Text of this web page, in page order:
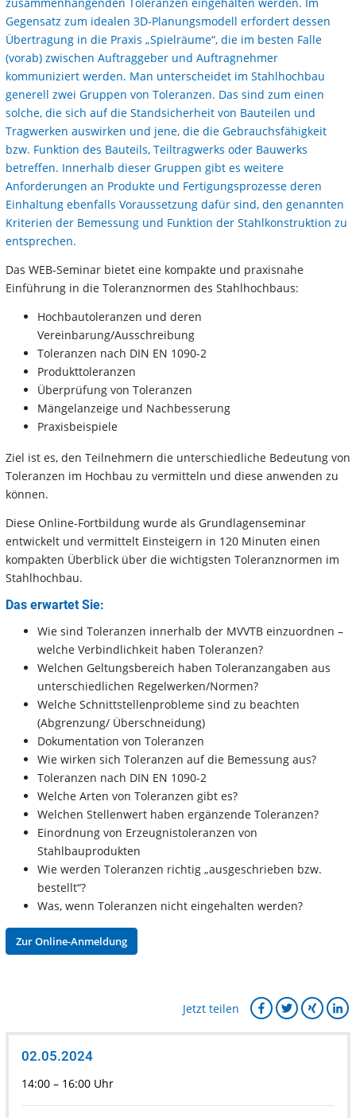
Gegensatz zum idealen 3D-Planungsmodell erfordert dessen
Übertragung in die Praxis „Spielräume“, die im besten Falle
(vorab) zwischen Auftraggeber und Auftragnehmer
kommuniziert werden. Man unterscheidet im Stahlhochbau
generell zwei Gruppen von Toleranzen. Das sind zum einen
solche, die sich auf die Standsicherheit von Bauteilen und
Tragwerken auswirken und jene, die die Gebrauchsfähigkeit
bzw. Funktion des Bauteils, Teiltragwerks oder Bauwerks
betreffen. Innerhalb dieser Gruppen gibt es weitere
Anforderungen an Produkte und Fertigungsprozesse deren
Einhaltung ebenfalls Voraussetzung dafür sind, den genannten
Kriterien der Bemessung und Funktion der Stahlkonstruktion zu
entsprechen.
Das WEB-Seminar bietet eine kompakte und praxisnahe
Einführung in die Toleranznormen des Stahlhochbaus:
Hochbautoleranzen und deren
Vereinbarung/Ausschreibung
Toleranzen nach DIN EN 1090-2
Produkttoleranzen
Überprüfung von Toleranzen
Mängelanzeige und Nachbesserung
Praxisbeispiele
Ziel ist es, den Teilnehmern die unterschiedliche Bedeutung von
Toleranzen im Hochbau zu vermitteln und diese anwenden zu
können.
Diese Online-Fortbildung wurde als Grundlagenseminar
entwickelt und vermittelt Einsteigern in 120 Minuten einen
kompakten Überblick über die wichtigsten Toleranznormen im
Stahlhochbau.
Das erwartet Sie:
Wie sind Toleranzen innerhalb der MVVTB einzuordnen –
welche Verbindlichkeit haben Toleranzen?
Welchen Geltungsbereich haben Toleranzangaben aus
unterschiedlichen Regelwerken/Normen?
Welche Schnittstellenprobleme sind zu beachten
(Abgrenzung/ Überschneidung)
Dokumentation von Toleranzen
Wie wirken sich Toleranzen auf die Bemessung aus?
Toleranzen nach DIN EN 1090-2
Welche Arten von Toleranzen gibt es?
Welchen Stellenwert haben ergänzende Toleranzen?
Einordnung von Erzeugnistoleranzen von
Stahlbauprodukten
Wie werden Toleranzen richtig „ausgeschrieben bzw.
bestellt“?
Was, wenn Toleranzen nicht eingehalten werden?
Zur Online-Anmeldung
Jetzt teilen
02.05.2024
14:00 – 16:00 Uhr